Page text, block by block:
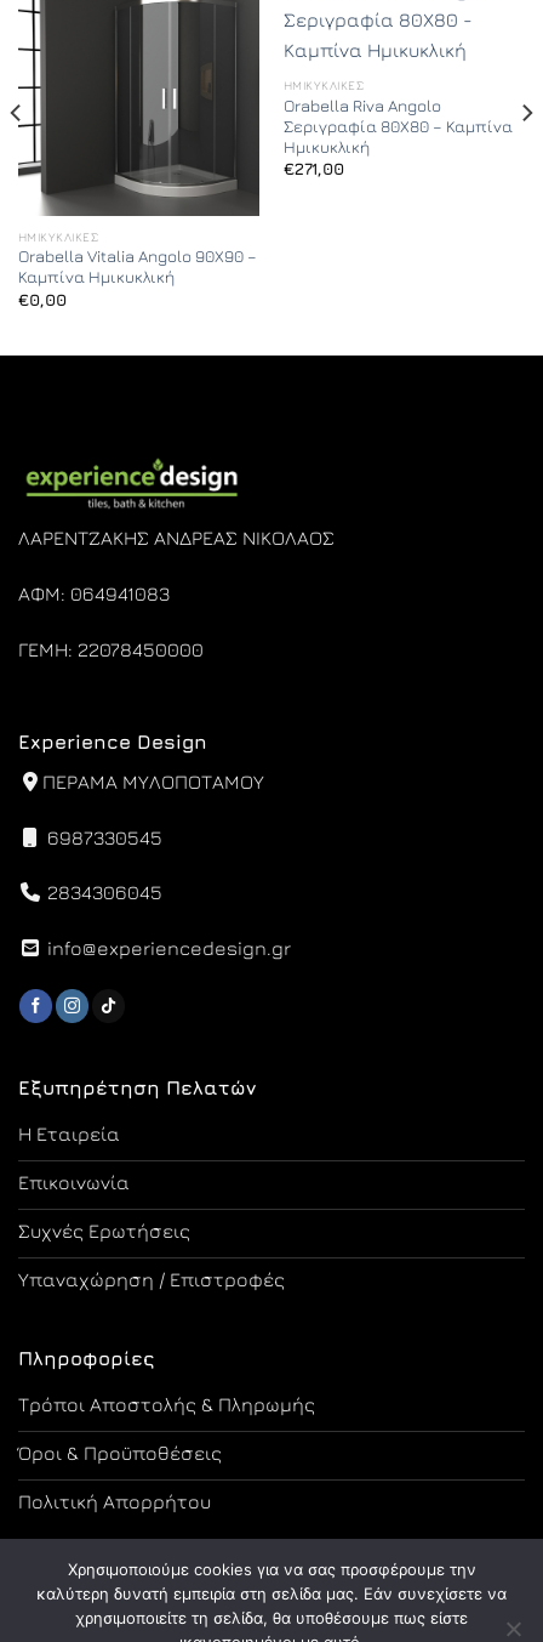
ΗΜΙΚΥΚΛΙΚΈΣ
Orabella Vitalia Angolo 90X90 –
Καμπίνα Ημικυκλική
€0,00
ΗΜΙΚΥΚΛΙΚΈΣ
Orabella Riva Angolo
Σεριγραφία 80X80 – Καμπίνα
Ημικυκλική
€271,00
ΛΑΡΕΝΤΖΑΚΗΣ ΑΝΔΡΕΑΣ ΝΙΚΟΛΑΟΣ
ΑΦΜ: 064941083
ΓΕΜΗ: 22078450000
Εξυπηρέτηση Πελατών
Η Εταιρεία
Επικοινωνία
Συχνές Ερωτήσεις
Υπαναχώρηση / Επιστροφές
Πληροφορίες
Τρόποι Αποστολής & Πληρωμής
Όροι & Προϋποθέσεις
Πολιτική Απορρήτου
Experience Design
ΠΕΡΑΜΑ ΜΥΛΟΠΟΤΑΜΟΥ
6987330545
2834306045
info@experiencedesign.gr
Designed and Developed by Tsama Graphics
Χρησιμοποιούμε cookies για να σας προσφέρουμε την
καλύτερη δυνατή εμπειρία στη σελίδα μας. Εάν συνεχίσετε να
χρησιμοποιείτε τη σελίδα, θα υποθέσουμε πως είστε